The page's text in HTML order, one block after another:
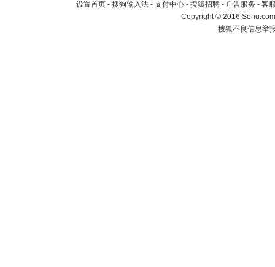
设置首页 - 搜狗输入法 - 支付中心 - 搜狐招聘 - 广告服务 - 客
Copyright©2016
搜狐不良信息举